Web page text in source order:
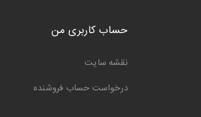
حساب کاربری من
نقشه سایت
درخواست حساب فروشنده